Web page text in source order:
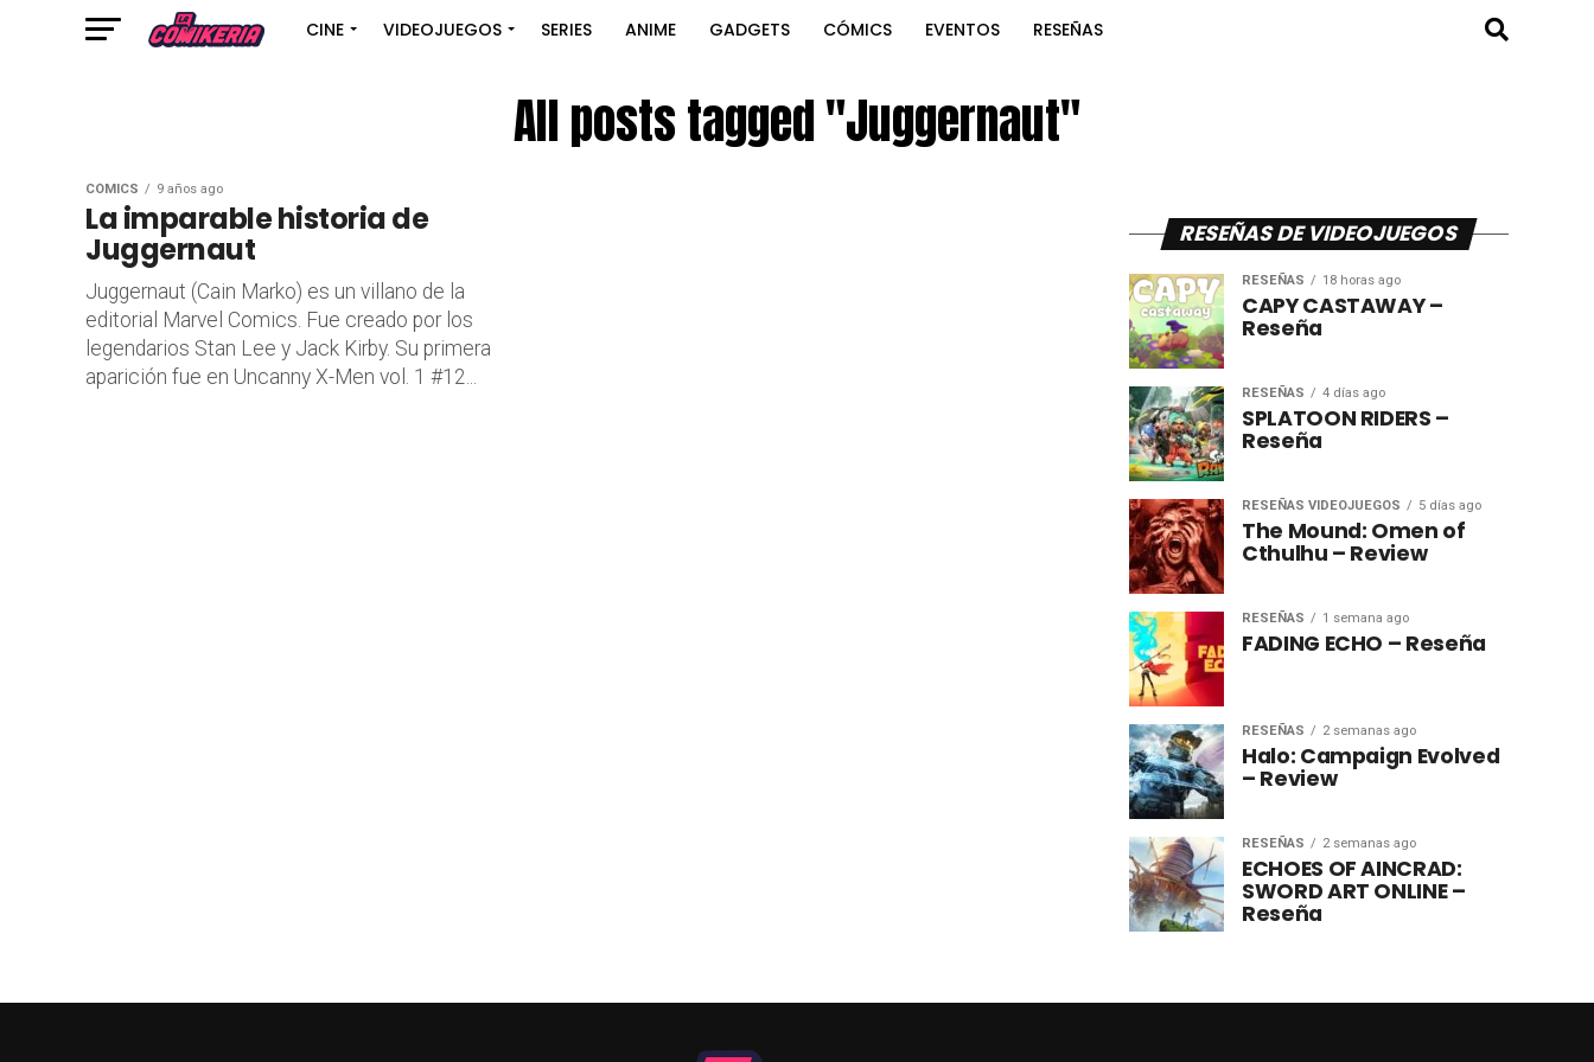
CINE VIDEOJUEGOS SERIES ANIME GADGETS CÓMICS EVENTOS RESEÑAS
All posts tagged "Juggernaut"
CÓMICS 9 años ago
La imparable historia de
Juggernaut
Juggernaut (Cain Marko) es un villano de la
editorial Marvel Comics. Fue creado por los
legendarios Stan Lee y Jack Kirby. Su primera
aparición fue en Uncanny X-Men vol. 1 #12...
RESEÑAS DE VIDEOJUEGOS
RESEÑAS 18 horas ago
CAPY CASTAWAY –
Reseña
RESEÑAS 4 días ago
SPLATOON RIDERS –
Reseña
RESEÑAS VIDEOJUEGOS 5 días ago
The Mound: Omen of
Cthulhu – Review
RESEÑAS 1 semana ago
FADING ECHO – Reseña
RESEÑAS 2 semanas ago
Halo: Campaign Evolved
– Review
RESEÑAS 2 semanas ago
ECHOES OF AINCRAD:
SWORD ART ONLINE –
Reseña